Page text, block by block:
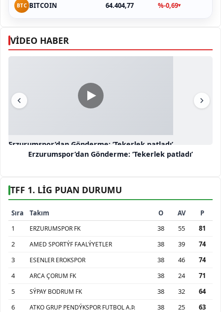
BTC BITCOIN 64.404,77 %-0,69▾
VİDEO HABER
Erzurumspor’dan Gönderme: ‘Tekerlek patladı’
Erzurumspor’dan Gönderme: ‘Tekerlek patladı’
TFF 1. LİG PUAN DURUMU
Sıra Takım O AV
P
1
ERZURUMSPOR FK 38 55
81
2
AMED SPORTÝF FAALÝYETLER 38 39
74
3
ESENLER EROKSPOR 38 46
74
4
ARCA ÇORUM FK 38 24
71
5
SÝPAY BODRUM FK 38 32
64
6
ATKO GRUP PENDÝKSPOR FUTBOL A.Þ. 38 25 63